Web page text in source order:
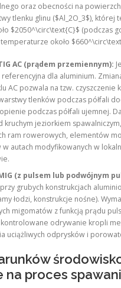
oraz obecności na
tlenku glinu ($Al_2O_3$), której
$2050^\circ\text{C}$ (podczas
około
AC (prądem przemiennym):
dla aluminium.
AC pozwala na tzw. czyszczenie
tlenków podczas półfali
podczas półfali ujemnej.
kruchym jeziorkiem
ram rowerowych, elementów
autach modyfikowanych w
(z pulsem lub podwójnym
grubych konstrukcjach
łodzi, konstrukcje nośne).
migomatów z funkcją prądu
odrywanie kropli
uciążliwych odprysków i
na proces